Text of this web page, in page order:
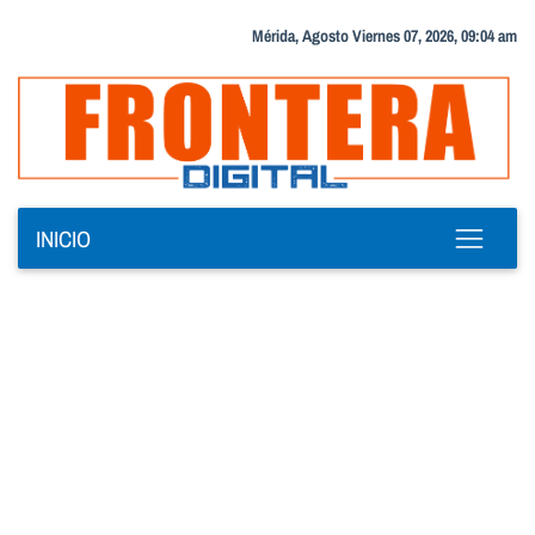
Mérida, Agosto Viernes 07, 2026, 09:04 am
INICIO